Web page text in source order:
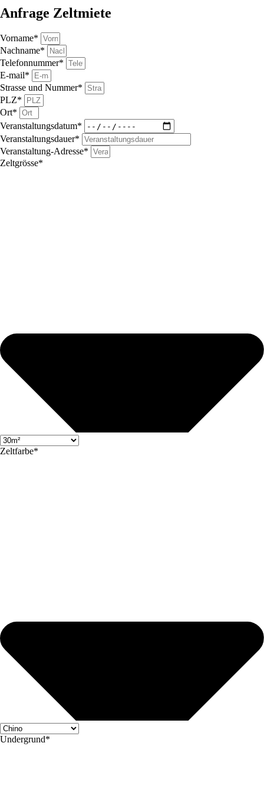
Anfrage Zeltmiete
Vorname*
Nachname*
Telefonnummer*
E-mail*
Strasse und Nummer*
PLZ*
Ort*
Veranstaltungsdatum*
Veranstaltungsdauer*
Veranstaltung-Adresse*
Zeltgrösse*
Zeltfarbe*
Undergrund*